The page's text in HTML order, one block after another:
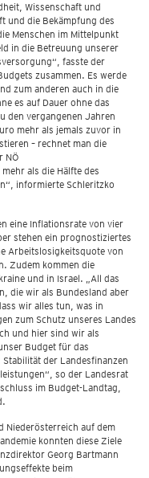
Wissenschaft und
und die Bekämpfung des
Menschen im Mittelpunkt
in die Betreuung unserer
fasste der
zusammen. Es werde
zum anderen auch in die
es auf Dauer ohne das
den vergangenen Jahren
mehr als jemals zuvor in
– rechnet man die
NÖ
als die Hälfte des
informierte Schleritzko
eine Inflationsrate von vier
stehen ein prognostiziertes
Arbeitslosigkeitsquote von
Zudem kommen die
und in Israel. „All das
die wir als Bundesland aber
wir alles tun, was in
zum Schutz unseres Landes
und hier sind wir als
Budget für das
der Landesfinanzen
so der Landesrat
im Budget-Landtag,
Niederösterreich auf dem
konnten diese Ziele
Georg Bartmann
beim